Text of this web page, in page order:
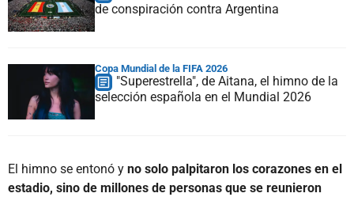
de conspiración contra Argentina
Copa Mundial de la FIFA 2026
"Superestrella", de Aitana, el himno de la
selección española en el Mundial 2026
El himno se entonó y no solo palpitaron los corazones en el
estadio, sino de millones de personas que se reunieron